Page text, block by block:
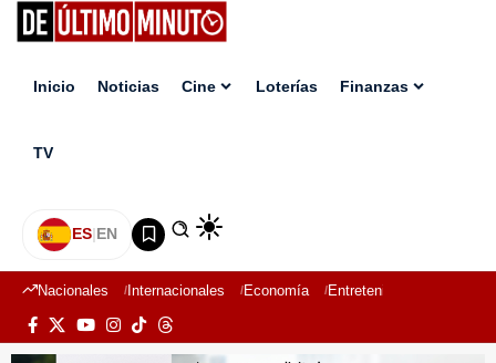
Inicio Noticias Cine Loterías Finanzas
TV
ES|EN
Nacionales Internacionales Economía Entretenimiento